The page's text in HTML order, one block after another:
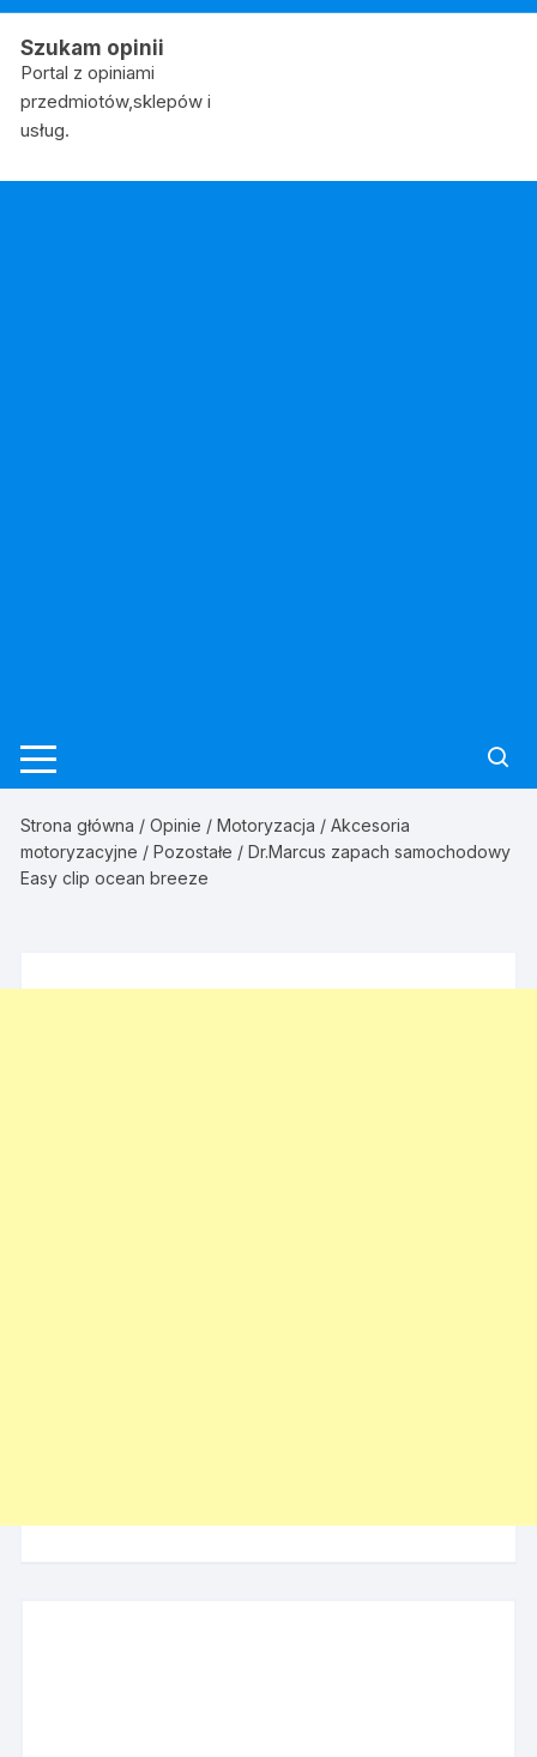
Skip
content
Szukam opinii
Portal z opiniami
przedmiotów,sklepów i
usług.
Strona główna /Opinie /Motoryzacja /Akcesoria
motoryzacyjne /Pozostałe / Dr.Marcus zapach samochodowy
Easy clip ocean breeze